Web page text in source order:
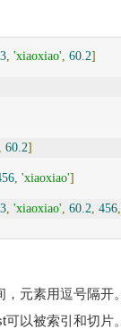
, 'xiaoxiao', 60.2]
, 60.2]
, 'xiaoxiao']
, 'xiaoxiao', 60.2, 456,
元素用逗号隔开。
以被索引和切片。